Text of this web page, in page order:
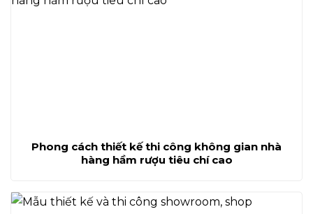
Phong cách thiết kế thi công không gian nhà
hàng hầm rượu tiêu chí cao